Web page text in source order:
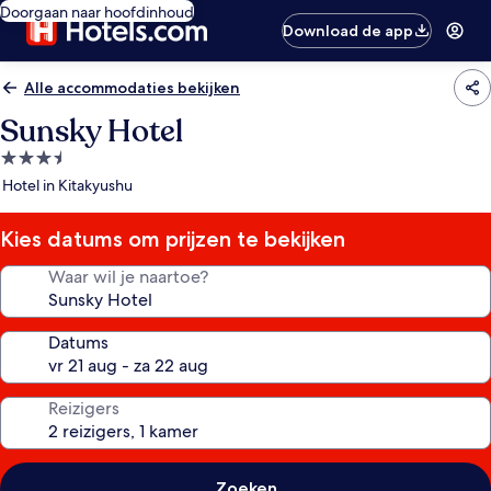
Doorgaan naar hoofdinhoud
Download de app
Alle accommodaties bekijken
Sunsky Hotel
3.5-
sterrenaccommodatie
Hotel in Kitakyushu
Kies datums om prijzen te bekijken
Waar wil je naartoe?
Datums
Reizigers